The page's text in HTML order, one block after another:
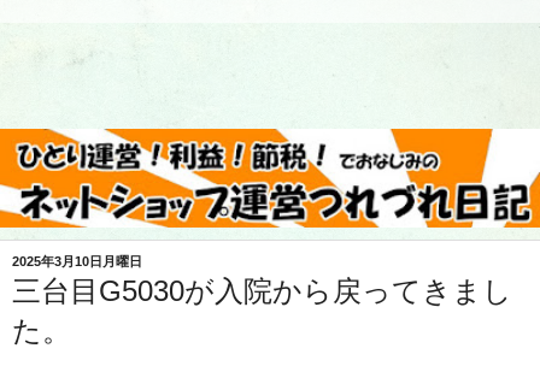
2025年3月10日月曜日
三台目G5030が入院から戻ってきまし
た。